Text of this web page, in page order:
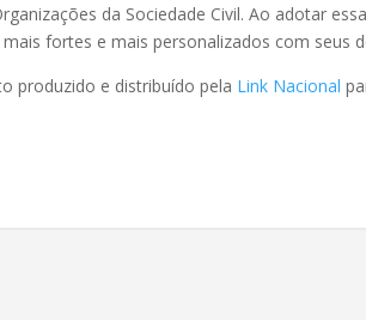
da Sociedade Civil. Ao adotar
fortes e mais personalizados com seus
produzido e distribuído pela Link Nacional